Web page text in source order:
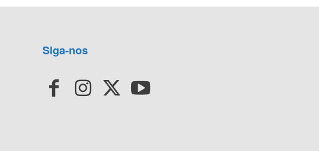
Siga-nos